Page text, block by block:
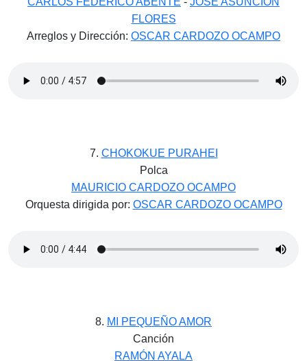
FLORES
Arreglos y Dirección: OSCAR CARDOZO OCAMPO
7. CHOKOKUE PURAHEI
Polca
MAURICIO CARDOZO OCAMPO
Orquesta dirigida por: OSCAR CARDOZO OCAMPO
8. MI PEQUEÑO AMOR
Canción
RAMÓN AYALA